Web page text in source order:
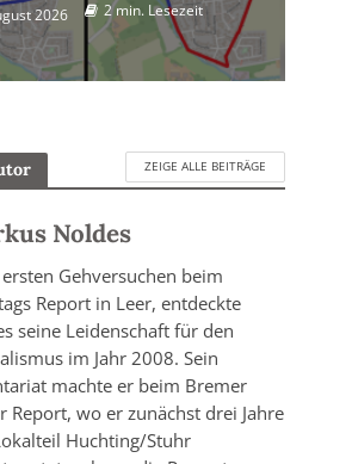
2026 2 min. Lesezeit
ZEIGE ALLE BEITRÄGE
Noldes
Gehversuchen beim
Report in Leer, entdeckte
seine Leidenschaft für den
im Jahr 2008. Sein
machte er beim Bremer
Report, wo er zunächst drei Jahre
Huchting/Stuhr